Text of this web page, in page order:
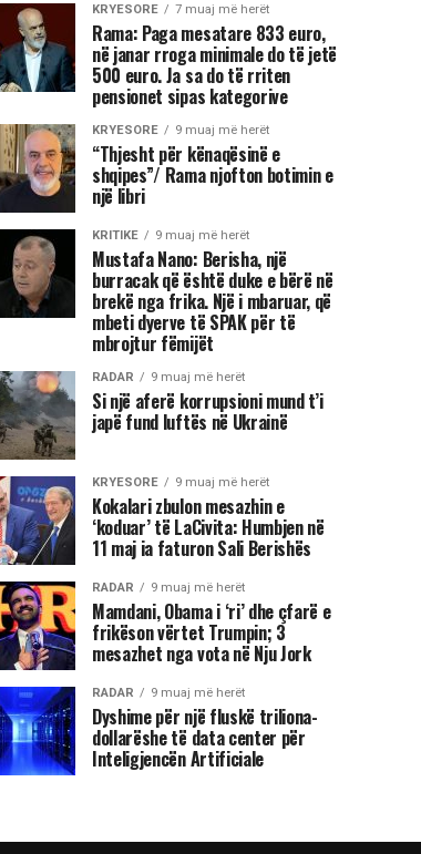
KRYESORE 7 muaj më herët
Rama: Paga mesatare 833 euro,
në janar rroga minimale do të jetë
500 euro. Ja sa do të rriten
pensionet sipas kategorive
KRYESORE 9 muaj më herët
“Thjesht për kënaqësinë e
shqipes”/ Rama njofton botimin e
një libri
KRITIKE 9 muaj më herët
Mustafa Nano: Berisha, një
burracak që është duke e bërë në
brekë nga frika. Një i mbaruar, që
mbeti dyerve të SPAK për të
mbrojtur fëmijët
RADAR 9 muaj më herët
Si një aferë korrupsioni mund t’i
japë fund luftës në Ukrainë
KRYESORE 9 muaj më herët
Kokalari zbulon mesazhin e
‘koduar’ të LaCivita: Humbjen në
11 maj ia faturon Sali Berishës
RADAR 9 muaj më herët
Mamdani, Obama i ‘ri’ dhe çfarë e
frikëson vërtet Trumpin; 3
mesazhet nga vota në Nju Jork
RADAR 9 muaj më herët
Dyshime për një fluskë triliona-
dollarëshe të data center për
Inteligjencën Artificiale